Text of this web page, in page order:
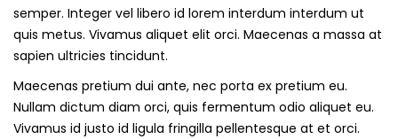
semper. Integer vel libero id lorem interdum interdum ut
quis metus. Vivamus aliquet elit orci. Maecenas a massa at
sapien ultricies tincidunt.
Maecenas pretium dui ante, nec porta ex pretium eu.
Nullam dictum diam orci, quis fermentum odio aliquet eu.
Vivamus id justo id ligula fringilla pellentesque at et orci.